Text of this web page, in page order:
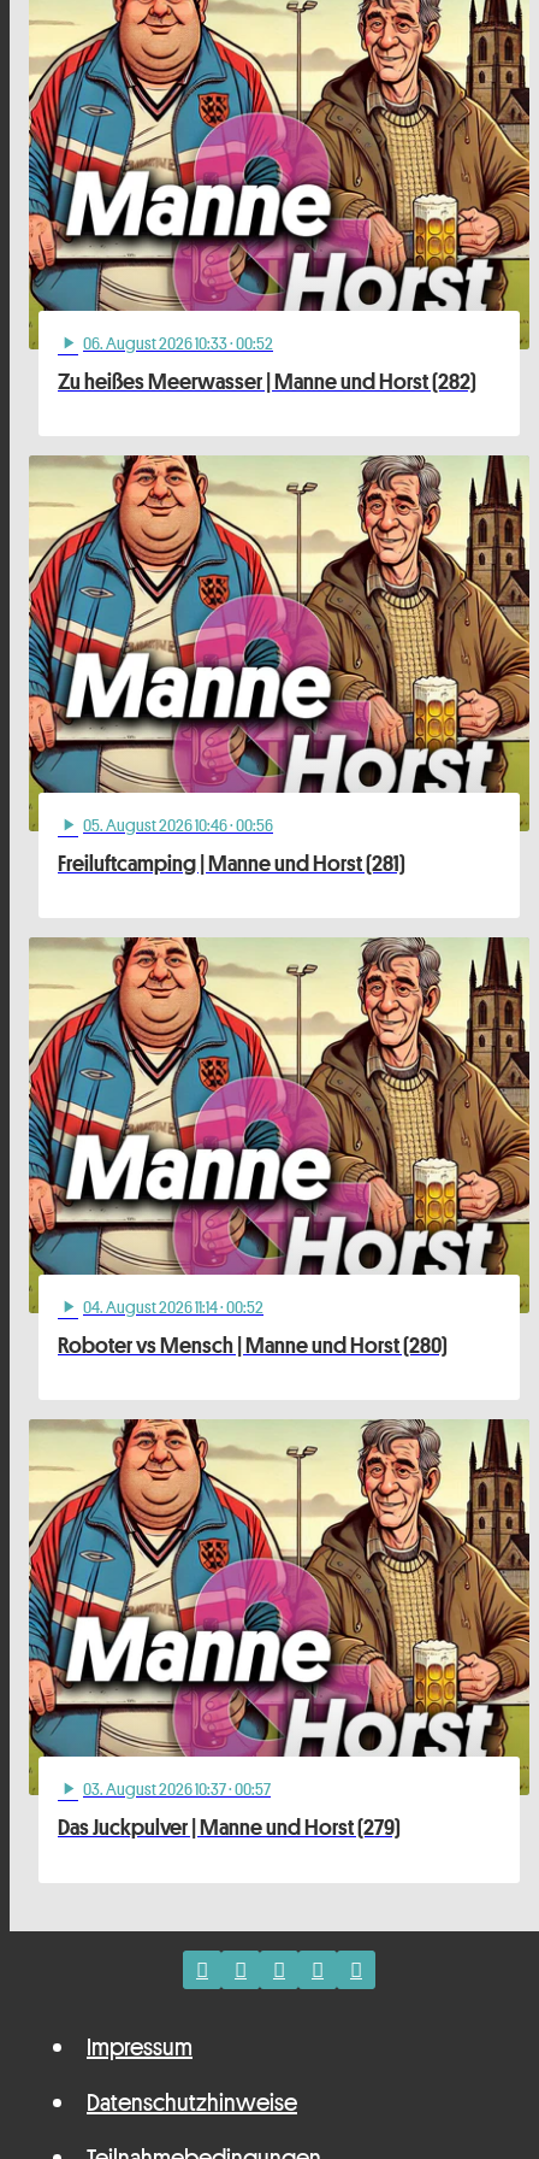
play_arrow 06. August 2026 10:33· 00:52
Zu heißes Meerwasser | Manne und Horst (282)
play_arrow 05. August 2026 10:46· 00:56
Freiluftcamping | Manne und Horst (281)
play_arrow 04. August 2026 11:14· 00:52
Roboter vs Mensch | Manne und Horst (280)
play_arrow 03. August 2026 10:37· 00:57
Das Juckpulver | Manne und Horst (279)
Impressum
Datenschutzhinweise